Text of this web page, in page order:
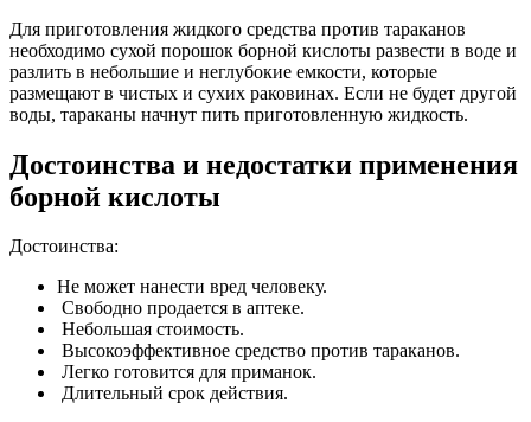
Для приготовления жидкого средства против тараканов
необходимо сухой порошок борной кислоты развести в воде и
разлить в небольшие и неглубокие емкости, которые
размещают в чистых и сухих раковинах. Если не будет другой
воды, тараканы начнут пить приготовленную жидкость.
Достоинства и недостатки применения
борной кислоты
Достоинства:
Не может нанести вред человеку.
Свободно продается в аптеке.
Небольшая стоимость.
Высокоэффективное средство против тараканов.
Легко готовится для приманок.
Длительный срок действия.